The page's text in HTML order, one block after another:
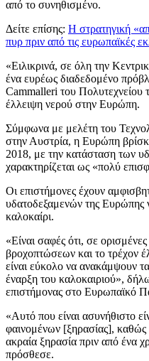
από το συνηθισμένο.
Δείτε επίσης: Η στρατηγική
πυρ πριν από τις ευρωπαϊκές
«Ειλικρινά, σε όλη την
ένα ευρέως διαδεδομένο
Cammalleri του Πολυτεχνείου
έλλειψη νερού στην Ευρώπη.
Σύμφωνα με μελέτη του
στην Αυστρία, η Ευρώπη
2018, με την κατάσταση των
χαρακτηρίζεται ως «πολύ
Οι επιστήμονες έχουν
υδατοδεξαμενών της Ευρώπης
καλοκαίρι.
«Είναι σαφές ότι, σε
βροχοπτώσεων και το τρέχον
είναι εύκολο να ανακάμψουν
έναρξη του καλοκαιριού»,
επιστήμονας στο Ευρωπαϊκό
«Αυτό που είναι ασυνήθιστο
φαινομένων [ξηρασίας],
ακραία ξηρασία πριν από ένα
πρόσθεσε.